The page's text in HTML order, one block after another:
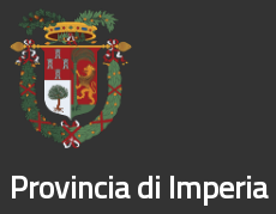
Provincia di Imperia